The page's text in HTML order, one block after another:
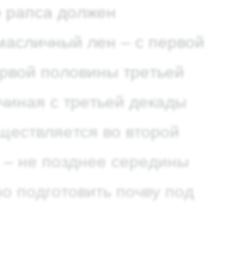
рапса должен
лен – с первой
половины третьей
с третьей декады
во второй
не позднее середины
подготовить почву под